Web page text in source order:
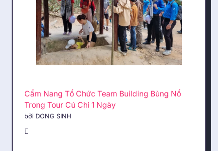
Cẩm Nang Tổ Chức Team Building Bùng Nổ
Trong Tour Củ Chi 1 Ngày
bởi DONG SINH